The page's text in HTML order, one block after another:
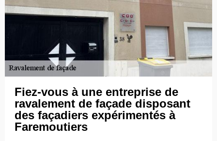
Fiez-vous à une entreprise de
ravalement de façade disposant
des façadiers expérimentés à
Faremoutiers